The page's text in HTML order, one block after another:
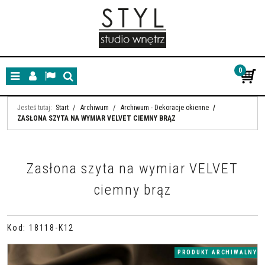
MenuPanelLangSzukaj
0
Jesteś tutaj: Start / Archiwum / Archiwum - Dekoracje okienne /
ZASŁONA SZYTA NA WYMIAR VELVET CIEMNY BRĄZ
Zasłona szyta na wymiar VELVET
ciemny brąz
Kod : 18118-K12
PRODUKT ARCHIWALNY